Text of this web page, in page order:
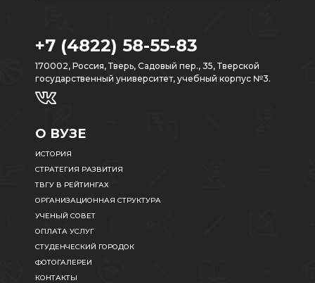
+7 (4822) 58-55-83
170002, Россия, Тверь, Садовый пер., 35, Тверской
государственный университет, учебный корпус №3.
О ВУЗЕ
ИСТОРИЯ
СТРАТЕГИЯ РАЗВИТИЯ
ТВГУ В РЕЙТИНГАХ
ОРГАНИЗАЦИОННАЯ СТРУКТУРА
УЧЕНЫЙ СОВЕТ
ОПЛАТА УСЛУГ
СТУДЕНЧЕСКИЙ ГОРОДОК
ФОТОГАЛЕРЕИ
КОНТАКТЫ